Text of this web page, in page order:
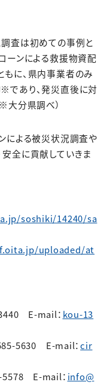
調査は初めての事例と
ーンによる救援物資配
に、県内事業者のみ
であり、発災直後に対
大分県調べ）
による被災状況調査や
全に貢献していきま
soshiki/14240/sa
uploaded/at
E-mail： kou-13
5630 E-mail：cir
5578 E-mail： info@